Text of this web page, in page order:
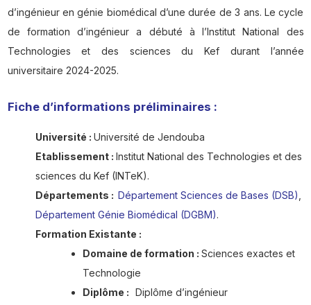
d’ingénieur en génie biomédical d’une durée de 3 ans. Le cycle
de formation d’ingénieur a débuté à l’Institut National des
Technologies et des sciences du Kef durant l’année
universitaire 2024-2025.
Fiche d’informations préliminaires :
Université : Université de Jendouba
Etablissement : Institut National des Technologies et des
sciences du Kef (INTeK).
Départements : Département Sciences de Bases (DSB)
Département Génie Biomédical (DGBM).
Formation Existante :
Domaine de formation : Sciences exactes et
Technologie
Diplôme : Diplôme d’ingénieur